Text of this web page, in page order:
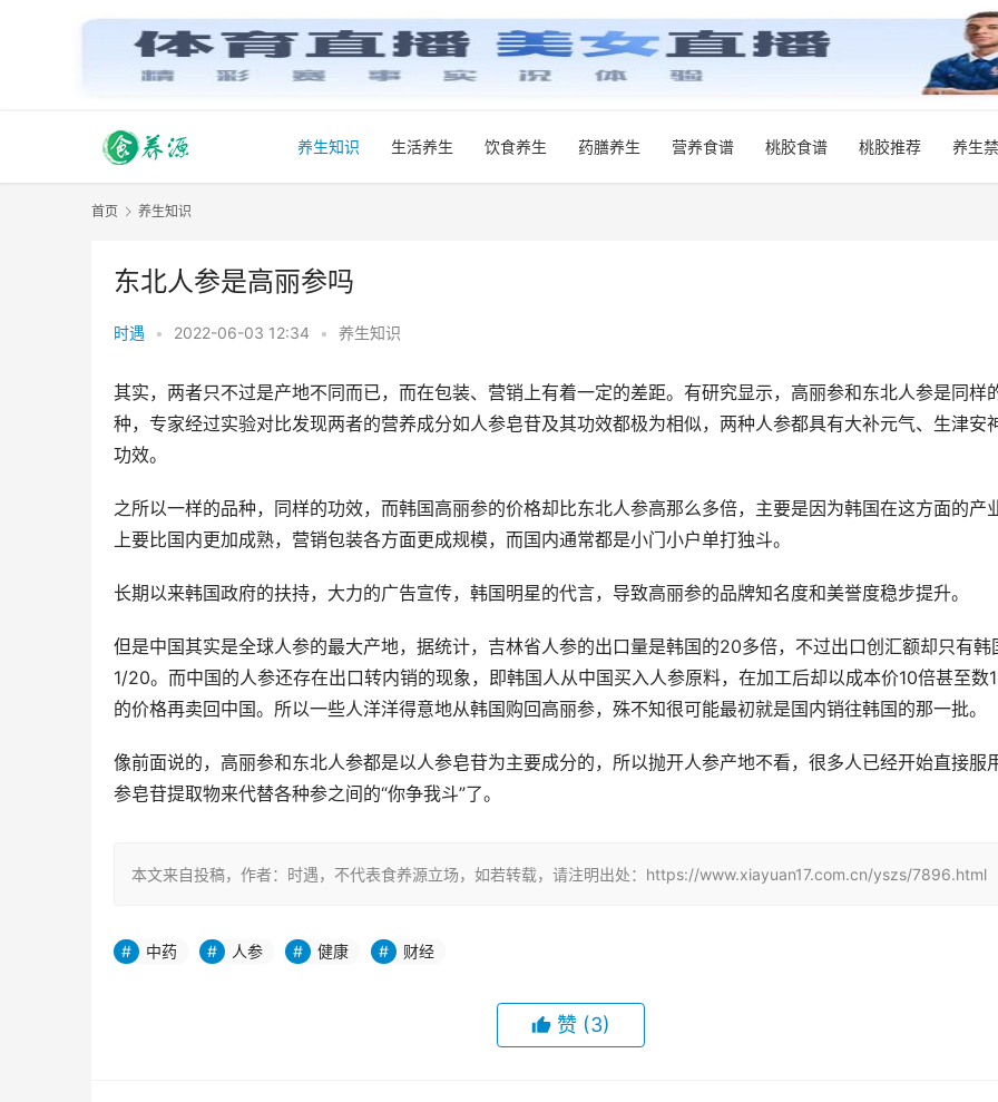
养生知识 生活养生 饮食养生 药膳养生 营养食谱 桃胶食谱 桃胶推荐 养生
首页 养生知识
东北人参是高丽参吗
时遇 • 2022-06-03 12:34 • 养生知识
其实，两者只不过是产地不同而已，而在包装、营销上有着一定的差距。有研究显示，高丽参和东北人参是同样
种，专家经过实验对比发现两者的营养成分如人参皂苷及其功效都极为相似，两种人参都具有大补元气、生津安
功效。
之所以一样的品种，同样的功效，而韩国高丽参的价格却比东北人参高那么多倍，主要是因为韩国在这方面的产
上要比国内更加成熟，营销包装各方面更成规模，而国内通常都是小门小户单打独斗。
长期以来韩国政府的扶持，大力的广告宣传，韩国明星的代言，导致高丽参的品牌知名度和美誉度稳步提升。
但是中国其实是全球人参的最大产地，据统计，吉林省人参的出口量是韩国的20多倍，不过出口创汇额却只有韩
1/20。而中国的人参还存在出口转内销的现象，即韩国人从中国买入人参原料，在加工后却以成本价10倍甚至数
的价格再卖回中国。所以一些人洋洋得意地从韩国购回高丽参，殊不知很可能最初就是国内销往韩国的那一批。
像前面说的，高丽参和东北人参都是以人参皂苷为主要成分的，所以抛开人参产地不看，很多人已经开始直接服
参皂苷提取物来代替各种参之间的“你争我斗”了。
本文来自投稿，作者：时遇，不代表食养源立场，如若转载，请注明出处：https://www.xiayuan17.com.cn/yszs/7896.html
中药 人参 健康 财经
赞 (3)